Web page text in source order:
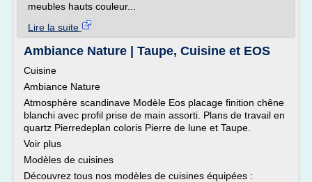
meubles hauts couleur...
Lire la suite
Ambiance Nature | Taupe, Cuisine et EOS
Cuisine
Ambiance Nature
Atmosphère scandinave Modèle Eos placage finition chêne
blanchi avec profil prise de main assorti. Plans de travail en
quartz Pierredeplan coloris Pierre de lune et Taupe.
Voir plus
Modèles de cuisines
Découvrez tous nos modèles de cuisines équipées :